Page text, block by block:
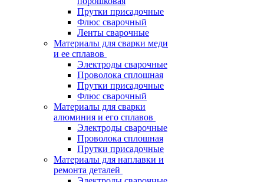
Прутки присадочные
Флюс сварочный
Ленты сварочные
Материалы для сварки меди
и ее сплавов
Электроды сварочные
Проволока сплошная
Прутки присадочные
Флюс сварочный
Материалы для сварки
алюминия и его сплавов
Электроды сварочные
Проволока сплошная
Прутки присадочные
Материалы для наплавки и
ремонта деталей